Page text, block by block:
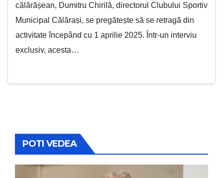
călărășean, Dumitru Chirilă, directorul Clubului Sportiv
Municipal Călărași, se pregătește să se retragă din
activitate începând cu 1 aprilie 2025. Într-un interviu
exclusiv, acesta…
POTI VEDEA